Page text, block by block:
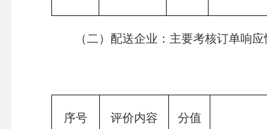
（二）配送企业：主要考核订单响应
序号 评价内容 分值